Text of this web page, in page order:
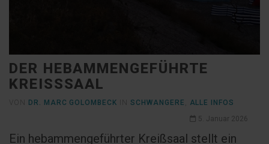
DER HEBAMMENGEFÜHRTE
KREISSSAAL
DR. MARC GOLOMBECK SCHWANGERE
ALLE INFOS
5. Januar 2026
Ein hebammengeführter Kreißsaal stellt ein